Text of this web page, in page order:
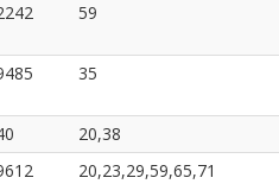
59
35
20,38
20,23,29,59,65,71